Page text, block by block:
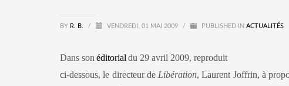
BY R. B. / VENDREDI, 01 MAI 2009 / PUBLISHED IN ACTUALITÉS
Dans son éditorial du 29 avril 2009, reproduit
ci-dessous, le directeur de Libération, Laurent Joffrin, à